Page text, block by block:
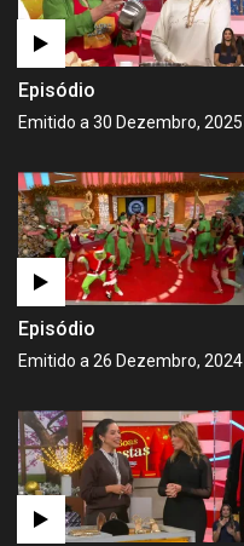
Episódio
Emitido a 30 Dezembro, 2025
Episódio
Emitido a 26 Dezembro, 2024